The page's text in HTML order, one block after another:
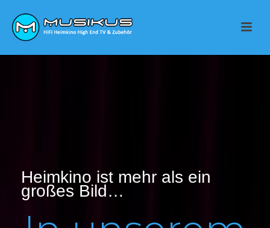
Heimkino ist mehr als ein
großes Bild…